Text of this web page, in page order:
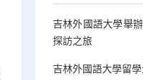
吉林外國語大學舉
探訪之旅
吉林外國語大學留